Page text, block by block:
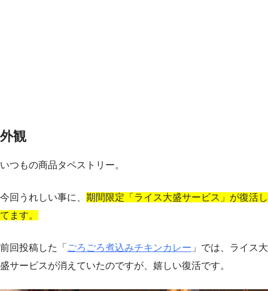
外観
いつもの商品タペストリー。
今回うれしい事に、 期間限定「ライス大盛サービス」が復活し
てます。
前回投稿した「 ごろごろ煮込みチキンカレー 」では、ライス大
盛サービスが消えていたのですが、嬉しい復活です。